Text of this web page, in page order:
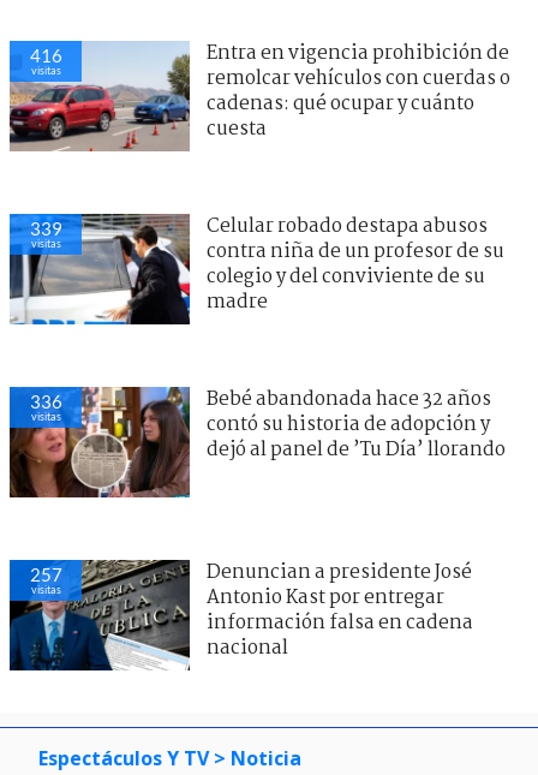
416
visitas
Entra en vigencia prohibición de
remolcar vehículos con cuerdas o
cadenas: qué ocupar y cuánto
cuesta
339
visitas
Celular robado destapa abusos
contra niña de un profesor de su
colegio y del conviviente de su
madre
336
visitas
Bebé abandonada hace 32 años
contó su historia de adopción y
dejó al panel de ’Tu Día’ llorando
257
visitas
Denuncian a presidente José
Antonio Kast por entregar
información falsa en cadena
nacional
Espectáculos Y TV > Noticia